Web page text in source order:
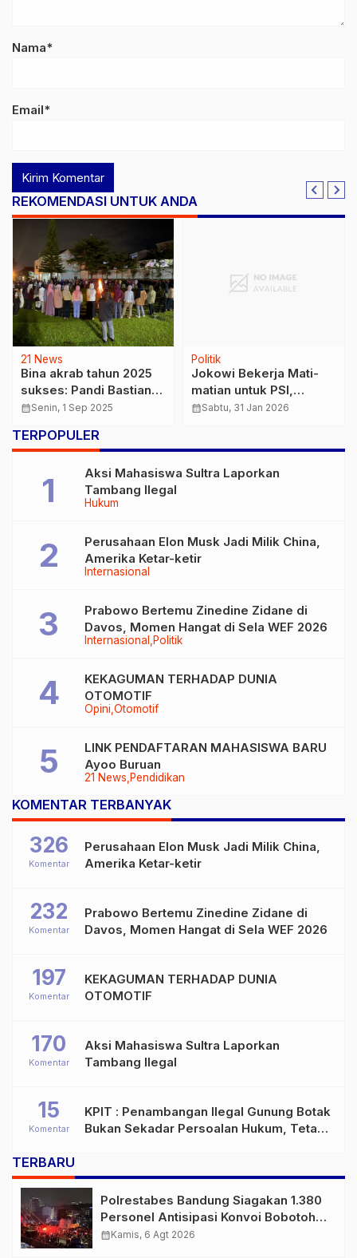
Nama*
Email*
REKOMENDASI UNTUK ANDA
21 News
Bina akrab tahun 2025
sukses: Pandi Bastian
ucapkan terima kasih
calendar_monthSenin, 1 Sep 2025
Politik
Jokowi Bekerja Mati-
matian untuk PSI,
Ditetapkan Jadi Tokoh
calendar_monthSabtu, 31 Jan 2026
TERPOPULER
Hukum
Aksi Mahasiswa Sultra Laporkan
Tambang Ilegal
Internasional
Perusahaan Elon Musk Jadi Milik China,
Amerika Ketar-ketir
Internasional Politik
Prabowo Bertemu Zinedine Zidane di
Davos, Momen Hangat di Sela WEF 2026
Opini Otomotif
KEKAGUMAN TERHADAP DUNIA
OTOMOTIF
21 News Pendidikan
LINK PENDAFTARAN MAHASISWA BARU
Ayoo Buruan
KOMENTAR TERBANYAK
Perusahaan Elon Musk Jadi Milik China,
Amerika Ketar-ketir
326
Komentar
Prabowo Bertemu Zinedine Zidane di
Davos, Momen Hangat di Sela WEF 2026
232
Komentar
KEKAGUMAN TERHADAP DUNIA
OTOMOTIF
197
Komentar
Aksi Mahasiswa Sultra Laporkan
Tambang Ilegal
170
Komentar
KPIT : Penambangan Ilegal Gunung Botak
Bukan Sekadar Persoalan Hukum, Tetapi
15
Komentar
TERBARU
Polrestabes Bandung Siagakan 1.380
Personel Antisipasi Konvoi Bobotoh
Usai Final Piala Presiden
calendar_monthKamis, 6 Agt 2026